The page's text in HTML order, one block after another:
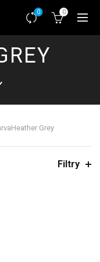
0 0
Heather Grey
Filtry